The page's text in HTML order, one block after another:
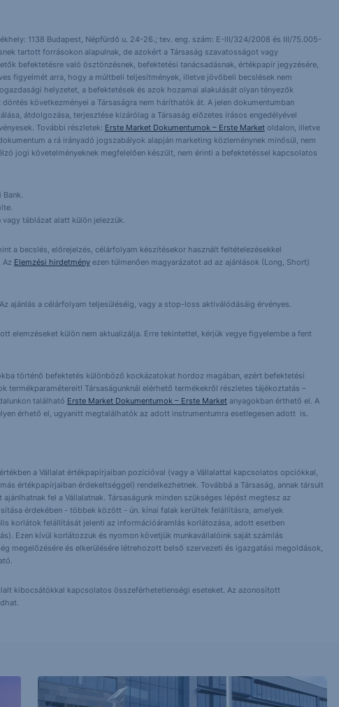
1138 Budapest, Népfürdő u. 24-26.; tev. eng. szám: E-III/324/2008 és III/75.005-
tartott forrásokon alapulnak, de azokért a Társaság szavatosságot vagy
befektetésre való ösztönzésnek, befektetési tanácsadásnak, értékpapír jegyzésére,
figyelmét arra, hogy a múltbeli teljesítmények, illetve jövőbeli becslések nem
helyzetet, a befektetések és azok hozamai alakulását olyan tényezők
következményei a Társaságra nem háríthatók át. A jelen dokumentumban
átdolgozása, terjesztése kizárólag a Társaság előzetes írásos engedélyével
További részletek: Erste Market Dokumentumok – Erste Marketoldalon, illetve
a rá irányadó jogszabályok alapján marketing közleménynek minősül, nem
jogi követelményeknek megfelelően készült, nem érinti a befektetéssel kapcsolatos
táblázat alatt külön jelezzük.
a becslés, előrejelzés, célárfolyam készítésekor használt feltételezésekkel
Az Elemzési hirdetményezen túlmenően magyarázatot ad az ajánlások (Long, Short)
ajánlás a célárfolyam teljesüléséig, vagy a stop-loss aktiválódásáig érvényes.
elemzéseket külön nem aktualizálja. Erre tekintettel, kérjük vegye figyelembe a fent
történő befektetés különböző kockázatokat hordoz magában, ezért befektetési
Társaságunknál elérhető termékekről részletes tájékoztatás –
található Erste Market Dokumentumok – Erste Marketanyagokban érthető el. A
érhető el, ugyanitt megtalálhatók az adott instrumentumra esetlegesen adott is.
a Vállalat értékpapírjaiban pozícióval (vagy a Vállalattal kapcsolatos opciókkal,
értékpapírjaiban érdekeltséggel) rendelkezhetnek. Továbbá a Társaság, annak társult
fel a Vállalatnak. Társaságunk minden szükséges lépést megtesz az
érdekében - többek között - ún. kínai falak kerültek felállításra, amelyek
korlátok felállítását jelenti az információáramlás korlátozása, adott esetben
Ezen kívül korlátozzuk és nyomon követjük munkavállalóink saját számlás
megelőzésére és elkerülésére létrehozott belső szervezeti és igazgatási megoldások,
kibocsátókkal kapcsolatos összeférhetetlenségi eseteket. Az azonosított